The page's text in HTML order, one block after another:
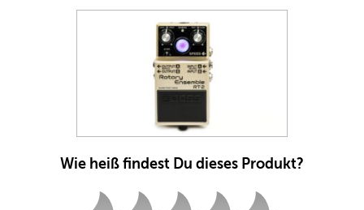
Wie heiß findest Du dieses Produkt?